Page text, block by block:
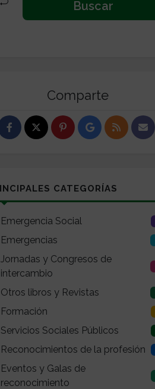
Comparte
CATEGORÍAS
Emergencia Social
Emergencias
Jornadas y Congresos de
intercambio
Otros libros y Revistas
Formación
Servicios Sociales Públicos
Reconocimientos de la profesión
Eventos y Galas de
reconocimiento